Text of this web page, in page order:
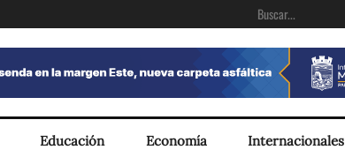
Educación Economía Internacionales